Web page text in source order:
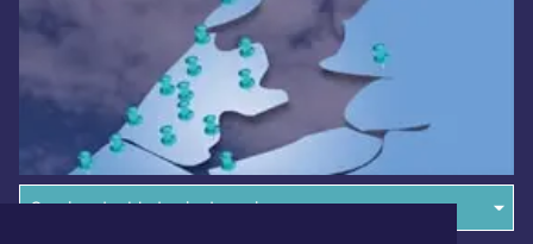
Overige dagbladen in de regio